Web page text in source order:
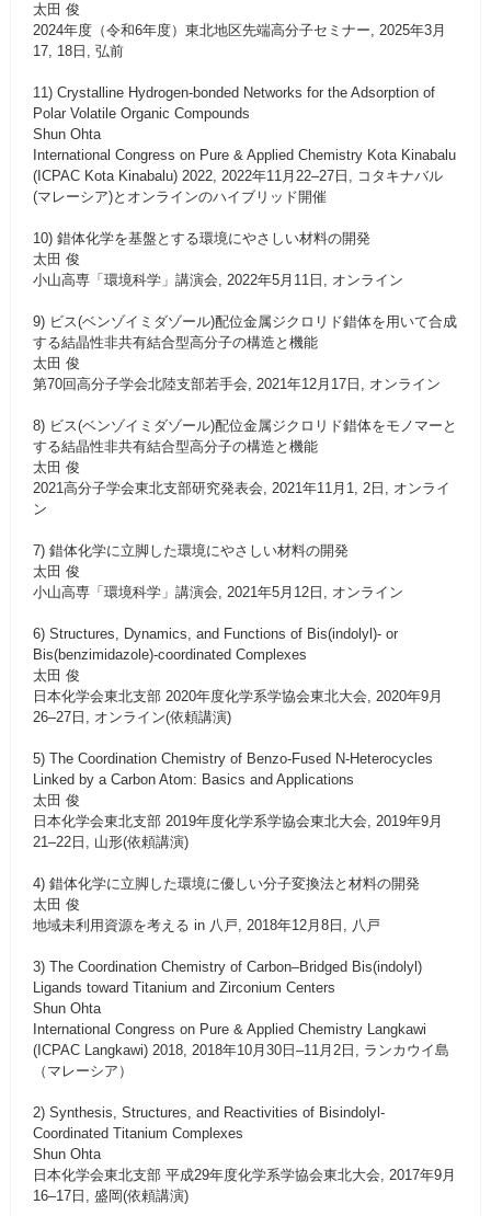
太田 俊
2024年度（令和6年度）東北地区先端高分子セミナー, 2025年3月
17, 18日, 弘前
11) Crystalline Hydrogen-bonded Networks for the Adsorption of
Polar Volatile Organic Compounds
Shun Ohta
International Congress on Pure & Applied Chemistry Kota Kinabalu
(ICPAC Kota Kinabalu) 2022, 2022年11月22–27日, コタキナバル
(マレーシア)とオンラインのハイブリッド開催
10) 錯体化学を基盤とする環境にやさしい材料の開発
太田 俊
小山高専「環境科学」講演会, 2022年5月11日, オンライン
9) ビス(ベンゾイミダゾール)配位金属ジクロリド錯体を用いて合成
する結晶性非共有結合型高分子の構造と機能
太田 俊
第70回高分子学会北陸支部若手会, 2021年12月17日, オンライン
8) ビス(ベンゾイミダゾール)配位金属ジクロリド錯体をモノマーと
する結晶性非共有結合型高分子の構造と機能
太田 俊
2021高分子学会東北支部研究発表会, 2021年11月1, 2日, オンライ
ン
7) 錯体化学に立脚した環境にやさしい材料の開発
太田 俊
小山高専「環境科学」講演会, 2021年5月12日, オンライン
6) Structures, Dynamics, and Functions of Bis(indolyl)- or
Bis(benzimidazole)-coordinated Complexes
太田 俊
日本化学会東北支部 2020年度化学系学協会東北大会, 2020年9月
26–27日, オンライン(依頼講演)
5) The Coordination Chemistry of Benzo-Fused N-Heterocycles
Linked by a Carbon Atom: Basics and Applications
太田 俊
日本化学会東北支部 2019年度化学系学協会東北大会, 2019年9月
21–22日, 山形(依頼講演)
4) 錯体化学に立脚した環境に優しい分子変換法と材料の開発
太田 俊
地域未利用資源を考える in 八戸, 2018年12月8日, 八戸
3) The Coordination Chemistry of Carbon–Bridged Bis(indolyl)
Ligands toward Titanium and Zirconium Centers
Shun Ohta
International Congress on Pure & Applied Chemistry Langkawi
(ICPAC Langkawi) 2018, 2018年10月30日–11月2日, ランカウイ島
（マレーシア）
2) Synthesis, Structures, and Reactivities of Bisindolyl-
Coordinated Titanium Complexes
Shun Ohta
日本化学会東北支部 平成29年度化学系学協会東北大会, 2017年9月
16–17日, 盛岡(依頼講演)